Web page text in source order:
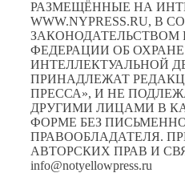
РАЗМЕЩЁННЫЕ НА
WWW.NYPRESS.RU, В
ЗАКОНОДАТЕЛЬСТВОМ
ФЕДЕРАЦИИ ОБ ОХРАНЕ
ИНТЕЛЛЕКТУАЛЬНОЙ
ПРИНАДЛЕЖАТ
ПРЕССА», И НЕ
ДРУГИМИ ЛИЦАМИ В
ФОРМЕ БЕЗ
ПРАВООБЛАДАТЕЛЯ.
АВТОРСКИХ ПРАВ И
info@notyellowpress.ru